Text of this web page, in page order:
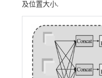
及位置大小.